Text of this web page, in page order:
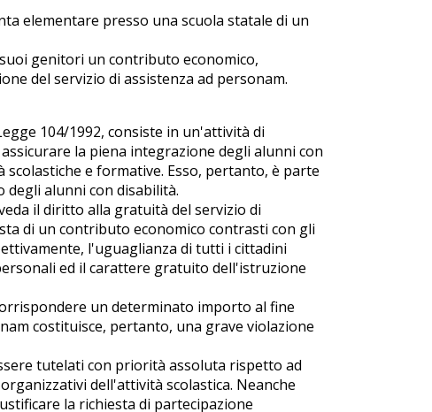
elementare presso una scuola statale di un
genitori un contributo economico,
del servizio di assistenza ad personam.
104/1992, consiste in un'attività di
la piena integrazione degli alunni con
e formative. Esso, pertanto, è parte
alunni con disabilità.
il diritto alla gratuità del servizio di
di un contributo economico contrasti con gli
l'uguaglianza di tutti i cittadini
ed il carattere gratuito dell'istruzione
un determinato importo al fine
costituisce, pertanto, una grave violazione
tutelati con priorità assoluta rispetto ad
dell'attività scolastica. Neanche
la richiesta di partecipazione